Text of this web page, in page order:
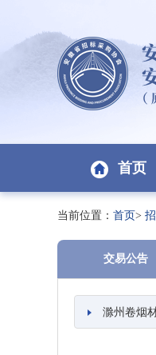
首页
当前位置： 首页>
交易公告
滁州卷烟